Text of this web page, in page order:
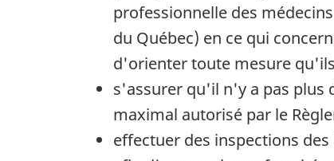
professionnelle des
du Québec) en ce qui
d'orienter toute mesure
s'assurer qu'il n'y a pas plus
maximal autorisé par le
effectuer des inspections